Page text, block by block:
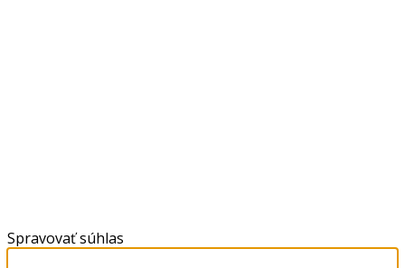
Spravovať súhlas